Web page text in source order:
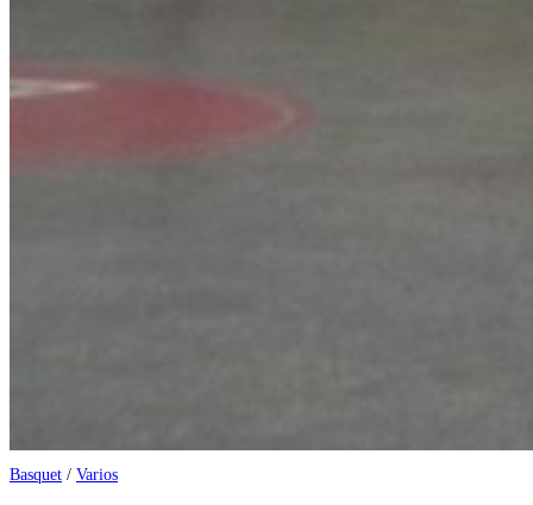
Basquet / Varios